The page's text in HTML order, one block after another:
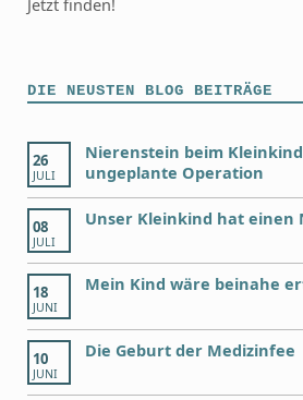
Jetzt finden!
DIE NEUSTEN BLOG BEITRÄGE
26
JULI
Nierenstein beim
ungeplante Operation
08
JULI
Unser Kleinkind hat einen
18
JUNI
Mein Kind wäre beinahe
10
JUNI
Die Geburt der Medizinfee